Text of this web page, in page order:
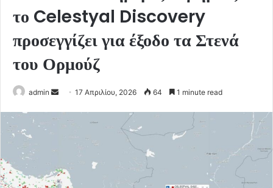
το Celestyal Discovery
προσεγγίζει για έξοδο τα Στενά
του Ορμούζ
admin
Send17 Απριλίου, 2026 64 1 minute read